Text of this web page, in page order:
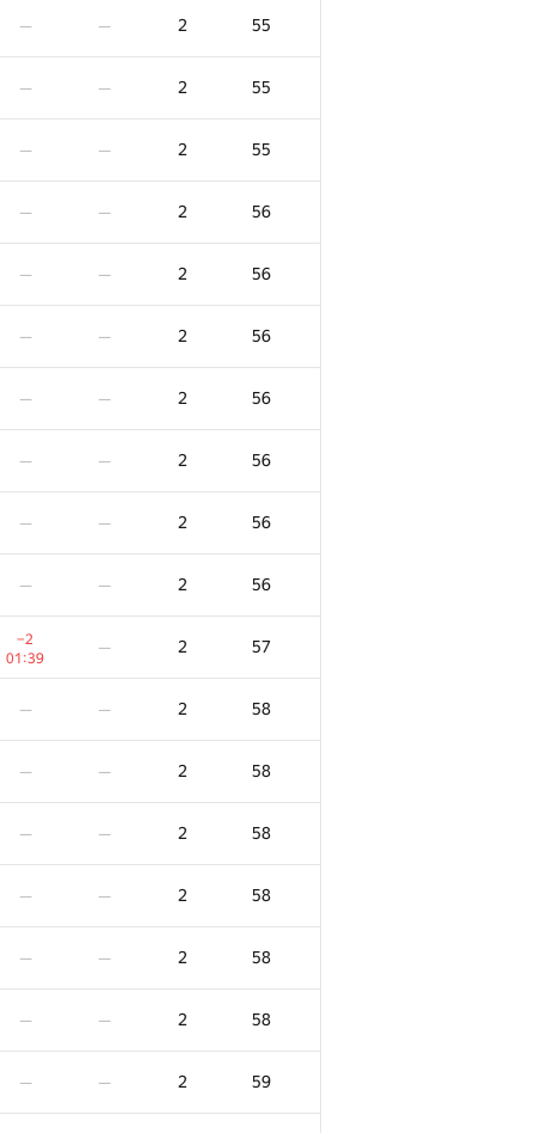
— — 2 55
— — 2 55
— — 2 55
— — 2 56
— — 2 56
— — 2 56
— — 2 56
— — 2 56
— — 2 56
— — 2 56
−2
01:39
— 2 57
— — 2 58
— — 2 58
— — 2 58
— — 2 58
— — 2 58
— — 2 58
— — 2 59